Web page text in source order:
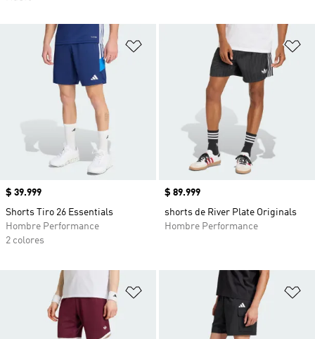
Añadir a la lista de deseos
Precio
$ 39.999
Shorts Tiro 26 Essentials
Hombre Performance
2 colores
Precio
$ 89.999
shorts de River Plate Originals
Hombre Performance
Añadir a la lista de deseos